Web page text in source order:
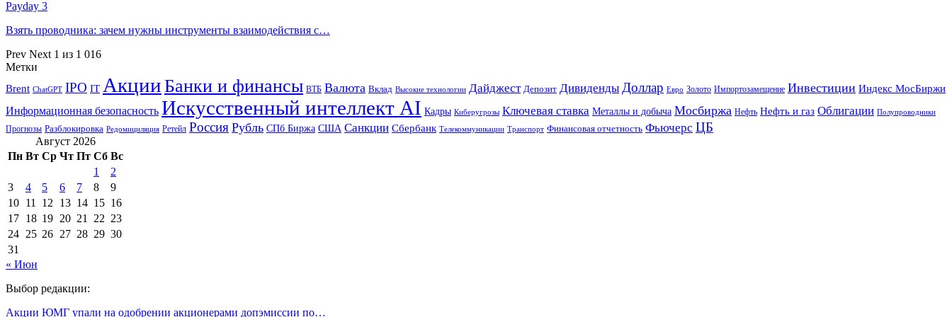
Payday 3
Взять проводника: зачем нужны инструменты взаимодействия с…
Prev Next 1 из 1 016
Метки
Brent ChatGPT IPO IT АкцииБанки и финансы ВТБ Валюта Вклад Высокие технологии Дайджест Депозит Дивиденды Доллар Евро Золото Импортозамещение Инвестиции Индекс МосБиржи
Информационная безопасность Искусственный интеллект AI Кадры Киберугрозы Ключевая ставка Металлы и добыча Мосбиржа Нефть Нефть и газ Облигации Полупроводники
Прогнозы Разблокировка Редомициляция Ретейл Россия Рубль СПб Биржа США Санкции Сбербанк Телекоммуникации Транспорт Финансовая отчетность Фьючерс ЦБ
Август 2026
Пн Вт Ср Чт Пт Сб Вс
1
2
3
4 5 6 7 8
9
10 11 12 13 14 15 16
17 18 19 20 21 22 23
24 25 26 27 28 29 30
31
« Июн
Выбор редакции:
Акции ЮМГ упали на одобрении акционерами допэмиссии по…